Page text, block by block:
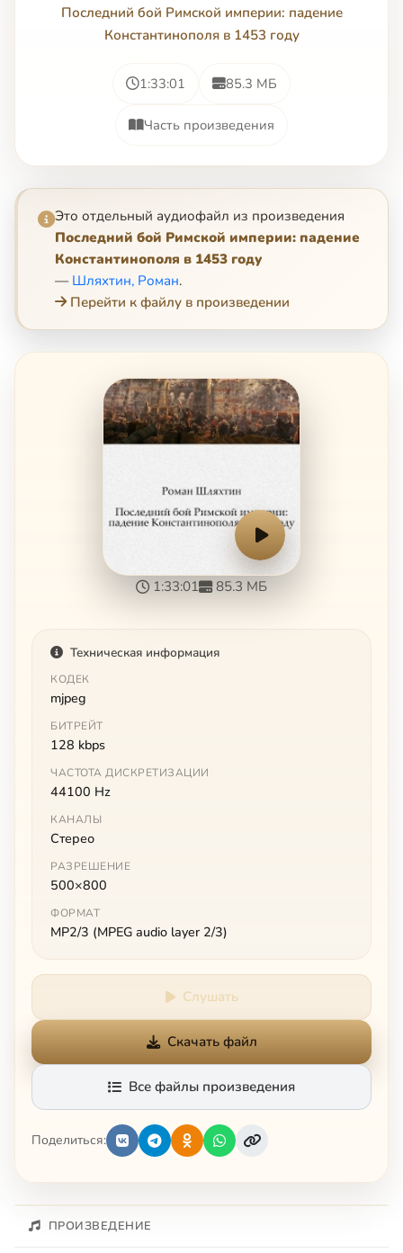
Последний бой Римской империи: падение
Константинополя в 1453 году
1:33:01 85.3 МБ
Часть произведения
Это отдельный аудиофайл из произведения
Последний бой Римской империи: падение
Константинополя в 1453 году
— Шляхтин, Роман.
Перейти к файлу в произведении
1:33:01 85.3 МБ
Техническая информация
КОДЕК
mjpeg
БИТРЕЙТ
128 kbps
ЧАСТОТА ДИСКРЕТИЗАЦИИ
44100 Hz
КАНАЛЫ
Стерео
РАЗРЕШЕНИЕ
500×800
ФОРМАТ
MP2/3 (MPEG audio layer 2/3)
Слушать
Скачать файл
Все файлы произведения
Поделиться:
ПРОИЗВЕДЕНИЕ